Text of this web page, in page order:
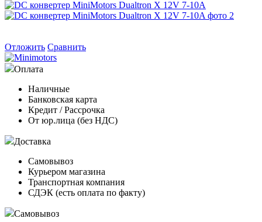
Отложить Сравнить
Оплата
Наличные
Банковская карта
Кредит / Рассрочка
От юр.лица (без НДС)
Доставка
Самовывоз
Курьером магазина
Транспортная компания
СДЭК (есть оплата по факту)
Самовывоз